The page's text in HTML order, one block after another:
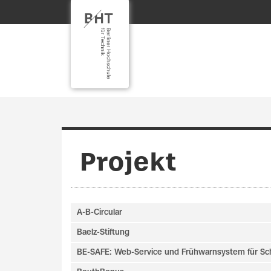
Projekt
A-B-Circular
Baelz-Stiftung
BE-SAFE: Web-Service und Frühwarnsystem für